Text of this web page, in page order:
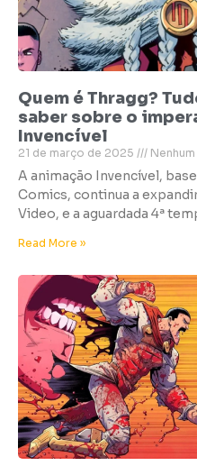
Quem é Thragg?
saber sobre o
Invencível
21 de março de 2025
A animação Invencível,
Comics, continua a
Video, e a aguardada 4ª
Read More »